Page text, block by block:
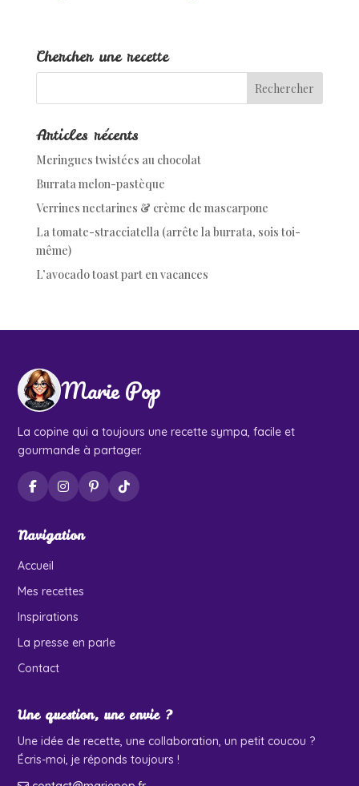
Chercher une recette
Articles récents
Meringues twistées au chocolat
Burrata melon-pastèque
Verrines nectarines & crème de mascarpone
La tomate-stracciatella (arrête la burrata, sois toi-
même)
L’avocado toast part en vacances
Marie Pop
La copine qui a toujours une recette sympa, facile et
gourmande à partager.
Navigation
Accueil
Mes recettes
Inspirations
La presse en parle
Contact
Une question, une envie ?
Une idée de recette, une collaboration, un petit coucou ?
Écris-moi, je réponds toujours !